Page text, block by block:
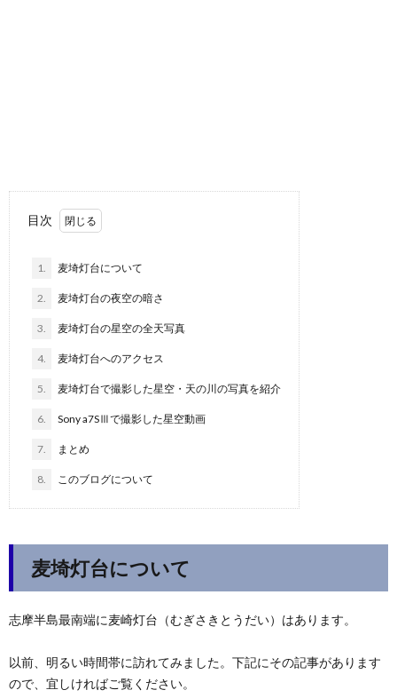
目次
1. 麦埼灯台について
2. 麦埼灯台の夜空の暗さ
3. 麦埼灯台の星空の全天写真
4. 麦埼灯台へのアクセス
5. 麦埼灯台で撮影した星空・天の川の写真を紹介
6. Sony a7SⅢで撮影した星空動画
7. まとめ
8. このブログについて
麦埼灯台について
志摩半島最南端に麦崎灯台（むぎさきとうだい）はあります。
以前、明るい時間帯に訪れてみました。下記にその記事があります
ので、宜しければご覧ください。